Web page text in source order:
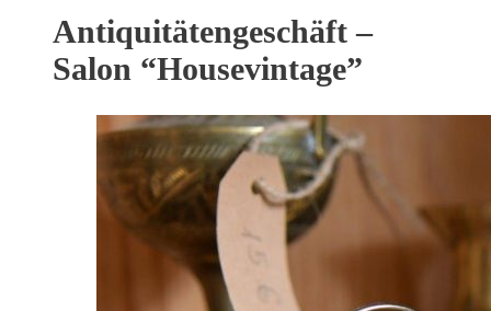
Antiquitätengeschäft –
Salon “Housevintage”